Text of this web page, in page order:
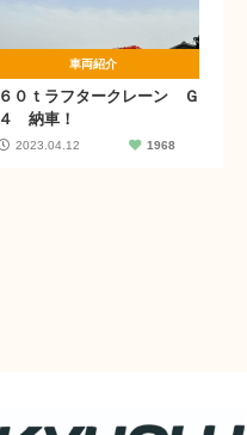
車両紹介
６０ｔラフタークレーン Ｇ
４ 納車！
2023.04.12 1968